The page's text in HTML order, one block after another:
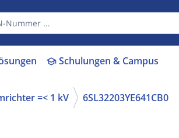
schoolSchulungen & Campus
=< 1 kV 6SL32203YE641CB0